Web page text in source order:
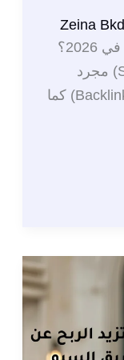
Zeina
مقدمة: لماذا يتغير شكل الـ SEO في 2026؟
لم يتحسين محركات البحث (SEO) مجرد